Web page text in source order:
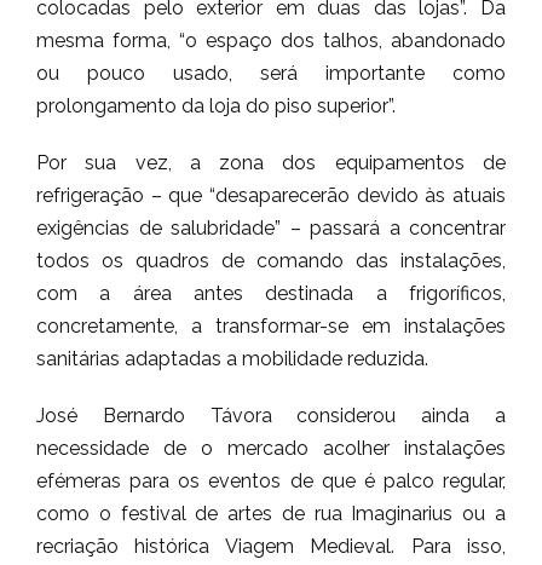
colocadas pelo exterior em duas das lojas”. Da
mesma forma, “o espaço dos talhos, abandonado
ou pouco usado, será importante como
prolongamento da loja do piso superior”.
Por sua vez, a zona dos equipamentos de
refrigeração – que “desaparecerão devido às atuais
exigências de salubridade” – passará a concentrar
todos os quadros de comando das instalações,
com a área antes destinada a frigoríficos,
concretamente, a transformar-se em instalações
sanitárias adaptadas a mobilidade reduzida.
José Bernardo Távora considerou ainda a
necessidade de o mercado acolher instalações
efémeras para os eventos de que é palco regular,
como o festival de artes de rua Imaginarius ou a
recriação histórica Viagem Medieval. Para isso,